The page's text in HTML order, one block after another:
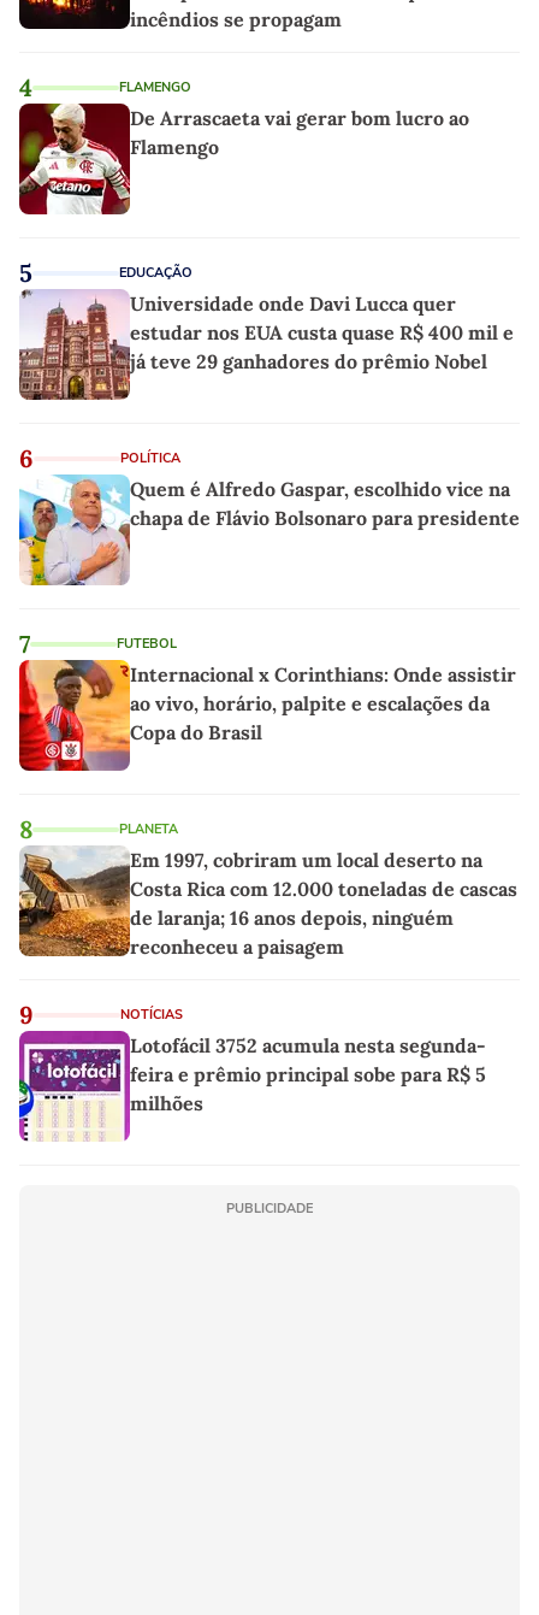
incêndios se propagam
4 FLAMENGO
De Arrascaeta vai gerar bom lucro ao
Flamengo
5 EDUCAÇÃO
Universidade onde Davi Lucca quer
estudar nos EUA custa quase R$ 400 mil e
já teve 29 ganhadores do prêmio Nobel
6 POLÍTICA
Quem é Alfredo Gaspar, escolhido vice na
chapa de Flávio Bolsonaro para presidente
7 FUTEBOL
Internacional x Corinthians: Onde assistir
ao vivo, horário, palpite e escalações da
Copa do Brasil
8 PLANETA
Em 1997, cobriram um local deserto na
Costa Rica com 12.000 toneladas de cascas
de laranja; 16 anos depois, ninguém
reconheceu a paisagem
9 NOTÍCIAS
Lotofácil 3752 acumula nesta segunda-
feira e prêmio principal sobe para R$ 5
milhões
PUBLICIDADE